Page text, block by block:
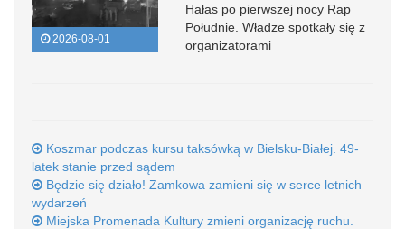
2026-08-01
Hałas po pierwszej nocy Rap
Południe. Władze spotkały się z
organizatorami
Koszmar podczas kursu taksówką w Bielsku-Białej. 49-
latek stanie przed sądem
Będzie się działo! Zamkowa zamieni się w serce letnich
wydarzeń
Miejska Promenada Kultury zmieni organizację ruchu.